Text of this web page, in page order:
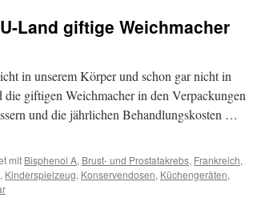
Land giftige Weichmacher
in unserem Körper und schon gar nicht in
giftigen Weichmacher in den Verpackungen
und die jährlichen Behandlungskosten …
mit Bisphenol A, Brust- und Prostatakrebs, Frankreich,
, Kinderspielzeug, Konservendosen, Küchengeräten,